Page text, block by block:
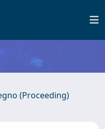
(Proceeding)